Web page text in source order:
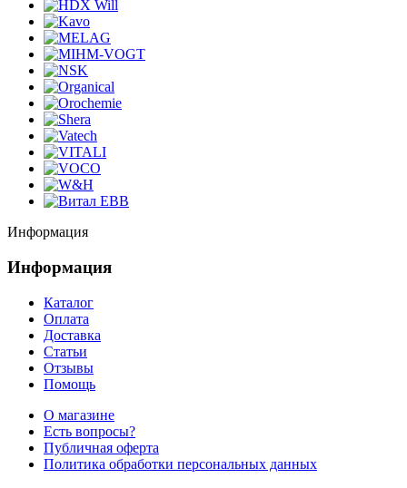
Информация
Информация
Каталог
Оплата
Доставка
Статьи
Отзывы
Помощь
О магазине
Есть вопросы?
Публичная оферта
Политика обработки персональных данных